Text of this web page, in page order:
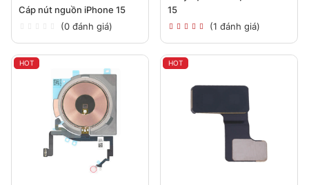
Cáp nút nguồn iPhone 15
(0 đánh giá)
15
(1 đánh giá)
HOT HOT